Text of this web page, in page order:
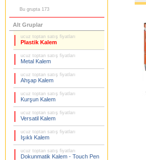
Bu grupta 173
Alt Gruplar
ucuz toptan satış fiyatları
Plastik Kalem
ucuz toptan satış fiyatları
Metal Kalem
ucuz toptan satış fiyatları
Ahşap Kalem
ucuz toptan satış fiyatları
Kurşun Kalem
ucuz toptan satış fiyatları
Versatil Kalem
ucuz toptan satış fiyatları
Işıklı Kalem
ucuz toptan satış fiyatları
Dokunmatik Kalem - Touch Pen